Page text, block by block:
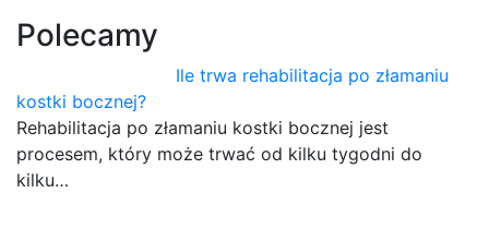
Polecamy
Ile trwa rehabilitacja po złamaniu
kostki bocznej?
Rehabilitacja po złamaniu kostki bocznej jest
procesem, który może trwać od kilku tygodni do
kilku…